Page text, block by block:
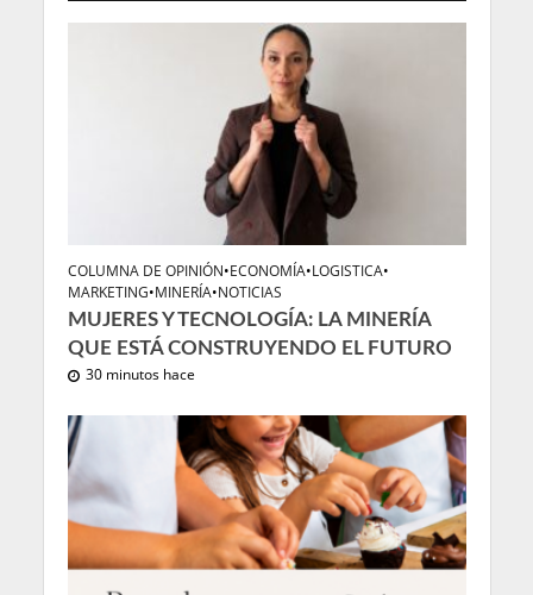
COLUMNA DE OPINIÓN•ECONOMÍA•LOGISTICA•
MARKETING•MINERÍA•NOTICIAS
MUJERES Y TECNOLOGÍA: LA MINERÍA
QUE ESTÁ CONSTRUYENDO EL FUTURO
30 minutos hace